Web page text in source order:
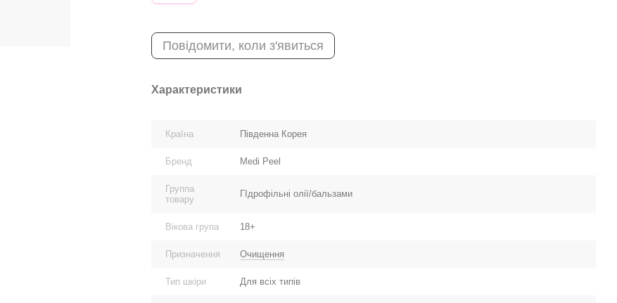
Повідомити, коли з'явиться
Характеристики
Країна Південна Корея
Бренд Medi Peel
Группа
товару
ГІдрофільні олії/бальзами
Вікова група 18+
Призначення Очищення
Тип шкіри Для всіх типів